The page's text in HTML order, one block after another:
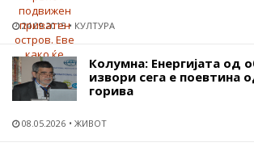
24.09.2015 КУЛТУРА
Колумна: Енергијата од
извори сега е поевтина
горива
08.05.2026 ЖИВОТ